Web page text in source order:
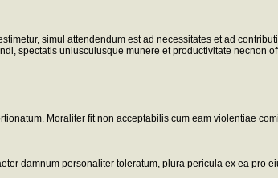
simul attendendum est ad necessitates et ad
spectatis uniuscuiusque munere et productivitate necnon
Moraliter fit non acceptabilis cum eam violentiae
damnum personaliter toleratum, plura pericula ex ea pro